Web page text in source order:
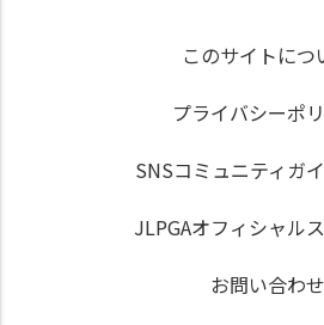
このサイトにつ
プライバシーポ
SNSコミュニティガ
JLPGAオフィシャル
お問い合わせ